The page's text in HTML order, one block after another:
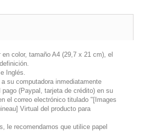
color, tamaño A4 (29,7 x 21 cm), el
Inglés.
su computadora inmediatamente
(Paypal, tarjeta de crédito) en su
el correo electrónico titulado "[Images
Virtual del producto para
le recomendamos que utilice papel